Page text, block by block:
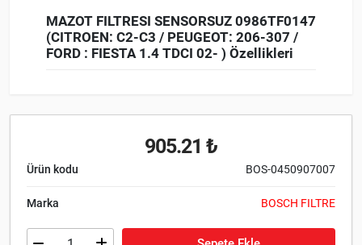
MAZOT FILTRESI SENSORSUZ 0986TF0147
(CITROEN: C2-C3 / PEUGEOT: 206-307 /
FORD : FIESTA 1.4 TDCI 02- ) Özellikleri
905.21 ₺
Ürün kodu BOS-0450907007
Marka BOSCH FILTRE